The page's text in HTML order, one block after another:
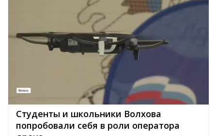
Студенты и школьники Волхова
попробовали себя в роли оператора